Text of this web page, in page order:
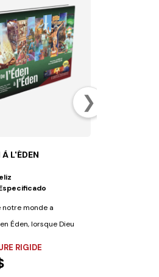
❯
À L'ÉDEN
notre monde a
Éden, lorsque Dieu
RIGIDE